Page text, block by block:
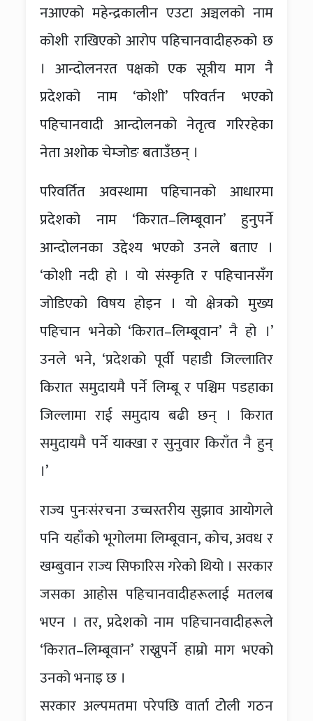
नआएको महेन्द्रकालीन एउटा अञ्चलको नाम
कोशी राखिएको आरोप पहिचानवादीहरुको छ
। आन्दोलनरत पक्षको एक सूत्रीय माग नै
प्रदेशको नाम ‘कोशी’ परिवर्तन भएको
पहिचानवादी आन्दोलनको नेतृत्व गरिरहेका
नेता अशोक चेम्जोङ बताउँछन् ।
परिवर्तित अवस्थामा पहिचानको आधारमा
प्रदेशको नाम ‘किरात–लिम्बूवान’ हुनुपर्ने
आन्दोलनका उद्देश्य भएको उनले बताए ।
‘कोशी नदी हो । यो संस्कृति र पहिचानसँग
जोडिएको विषय होइन । यो क्षेत्रको मुख्य
पहिचान भनेको ‘किरात–लिम्बूवान’ नै हो ।’
उनले भने, ‘प्रदेशको पूर्वी पहाडी जिल्लातिर
किरात समुदायमै पर्ने लिम्बू र पश्चिम पडहाका
जिल्लामा राई समुदाय बढी छन् । किरात
समुदायमै पर्ने याक्खा र सुनुवार किराँत नै हुन्
।’
राज्य पुनःसंरचना उच्चस्तरीय सुझाव आयोगले
पनि यहाँको भूगोलमा लिम्बूवान, कोच, अवध र
खम्बुवान राज्य सिफारिस गरेको थियो । सरकार
जसका आहोस पहिचानवादीहरूलाई मतलब
भएन । तर, प्रदेशको नाम पहिचानवादीहरूले
‘किरात–लिम्बूवान’ राख्नुपर्ने हाम्रो माग भएको
उनको भनाइ छ ।
सरकार अल्पमतमा परेपछि वार्ता टोेली गठन